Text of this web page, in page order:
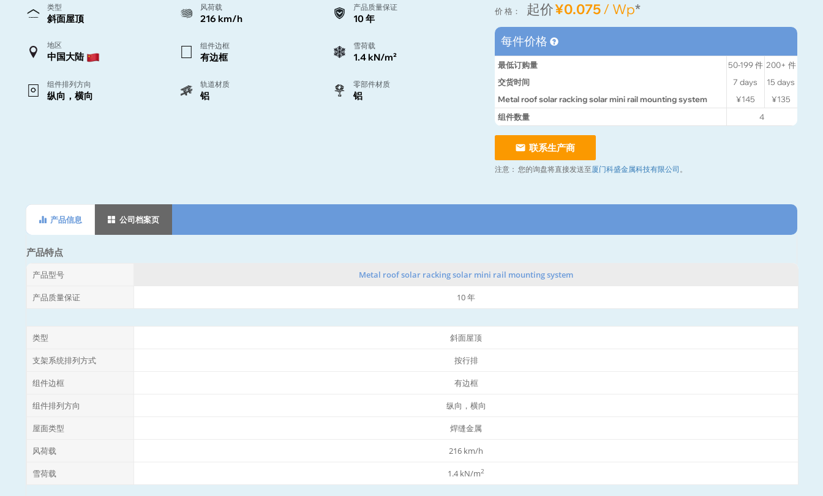
类型
斜面屋顶
风荷载
216 km/h
产品质量保证
10 年
地区
中国大陆
组件边框
有边框
雪荷载
1.4 kN/m²
组件排列方向
纵向，横向
轨道材质
铝
零部件材质
铝
价 格： 起价¥0.075/ Wp*
每件价格
最低订购量 50-199件 200+ 件
交货时间
7days 15days
Metal roof solar racking solar mini rail mounting system
¥145
¥135
组件数量
4
联系生产商
注意： 您的询盘将直接发送至厦门科盛金属科技有限公司 。
产品信息 公司档案页
产品特点
产品型号 Metal roof solar racking solar mini rail mounting system
产品质量保证 10 年
类型 斜面屋顶
支架系统排列方式 按行排
组件边框 有边框
组件排列方向 纵向，横向
屋面类型 焊缝金属
风荷载 216 km/h
雪荷载 1.4 kN/m2